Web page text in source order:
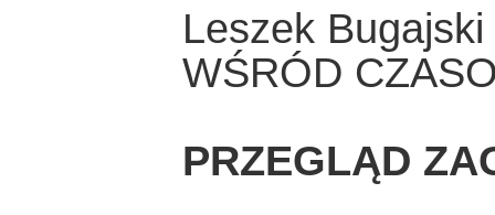
Leszek Bugajski
WŚRÓD
PRZEGLĄD